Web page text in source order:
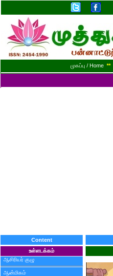
முகப்பு / Home **
Content
உள்ளடக்கம்
ஆசிரியர் குழு
ஆன்மிகம்